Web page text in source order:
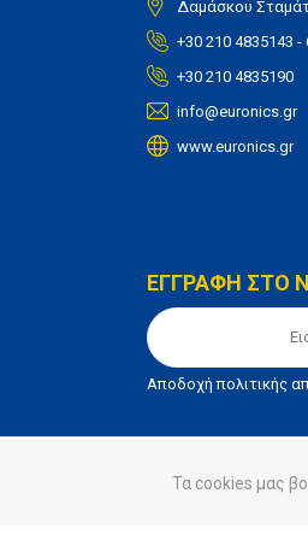
Δαμάσκου
+30 210 4835143 -
+30 210 4835190
info@euronics.gr
www.euronics.gr
ΕΓΓΡΑΦΗ ΣΤΟ
Αποδοχήπολιτικής
© euronics 2020
Τα cookies μας